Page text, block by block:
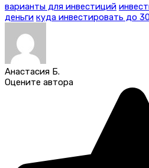
варианты для инвестиций
деньги куда инвестировать до
Анастасия Б.
Оцените автора